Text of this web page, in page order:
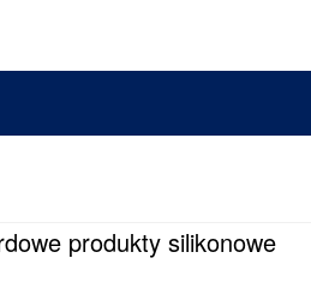
produkty silikonowe